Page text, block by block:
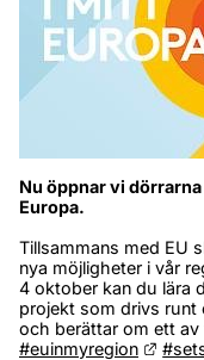
Nu öppnar vi
Europa.
Tillsammans med EU
nya möjligheter i vår
4 oktober kan du lära
projekt som drivs runt
och berättar om ett av
#euinmyregion
Länk